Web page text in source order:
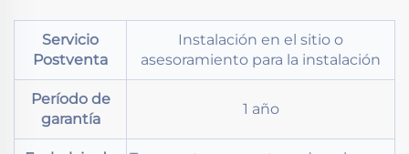
Servicio
Postventa
Instalación en el sitio o
asesoramiento para la instalación
Período de
garantía
1 año